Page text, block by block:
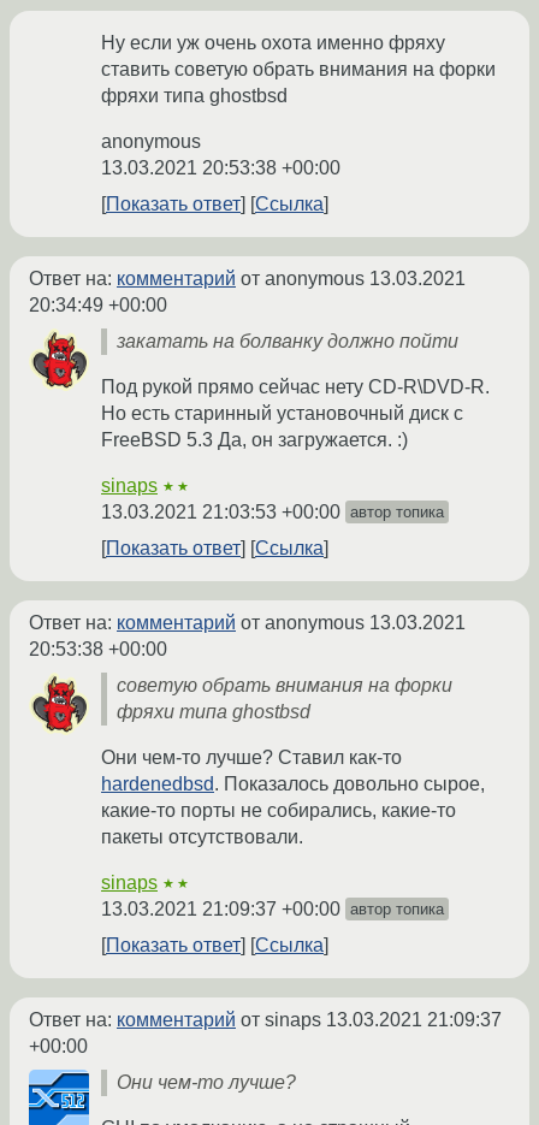
Ну если уж очень охота именно фряху
ставить советую обрать внимания на форки
фряхи типа ghostbsd
anonymous
13.03.2021 20:53:38 +00:00
Показать ответ
Ссылка
Ответ на: комментарий от anonymous 13.03.2021
20:34:49 +00:00
закатать на болванку должно пойти
Под рукой прямо сейчас нету CD-R\DVD-R.
Но есть старинный установочный диск с
FreeBSD 5.3 Да, он загружается. :)
sinaps ★★
13.03.2021 21:03:53 +00:00 автор топика
Показать ответ Ссылка
Ответ на: комментарий от anonymous 13.03.2021
20:53:38 +00:00
советую обрать внимания на форки
фряхи типа ghostbsd
Они чем-то лучше? Ставил как-то
hardenedbsd. Показалось довольно сырое,
какие-то порты не собирались, какие-то
пакеты отсутствовали.
sinaps ★★
13.03.2021 21:09:37 +00:00 автор топика
Показать ответ Ссылка
Ответ на: комментарий от sinaps 13.03.2021 21:09:37
+00:00
Они чем-то лучше?